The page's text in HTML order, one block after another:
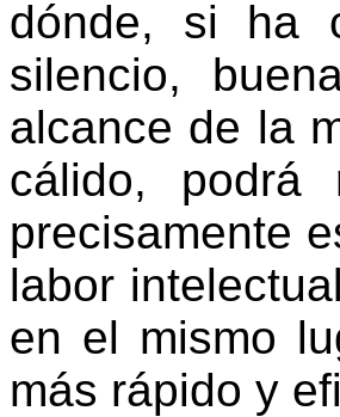
dónde, si ha
silencio,
alcance de la
cálido, podrá
precisamente
labor
en el mismo
más rápido y